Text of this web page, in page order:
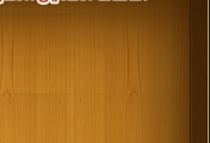
كتب 1962
كتب 1961
كتب 1957